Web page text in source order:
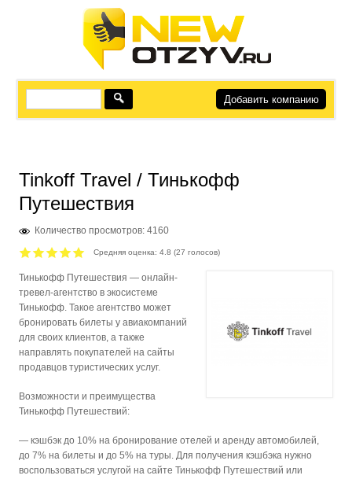
Добавить компанию
Tinkoff Travel / Тинькофф
Путешествия
Количество просмотров: 4160
Средняя оценка:4.8 (27 голосов)
Тинькофф Путешествия — онлайн-
тревел-агентство в экосистеме
Тинькофф. Такое агентство может
бронировать билеты у авиакомпаний
для своих клиентов, а также
направлять покупателей на сайты
продавцов туристических услуг.
Возможности и преимущества
Тинькофф Путешествий:
— кэшбэк до 10% на бронирование отелей и аренду автомобилей,
до 7% на билеты и до 5% на туры. Для получения кэшбэка нужно
воспользоваться услугой на сайте Тинькофф Путешествий или